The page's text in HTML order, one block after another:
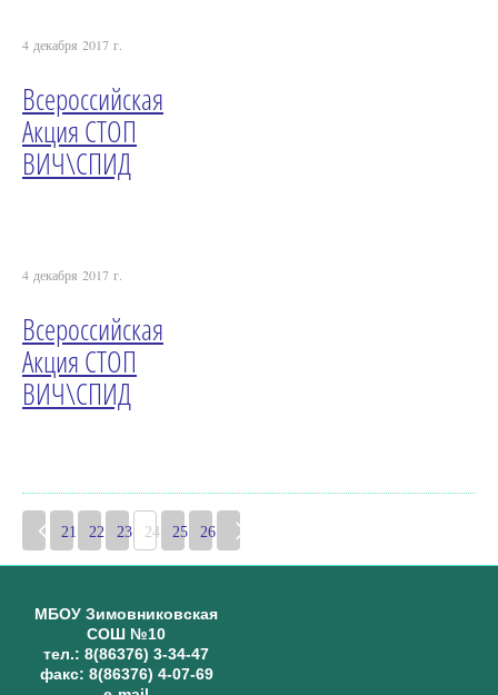
4 декабря 2017 г.
Всероссийская
Акция СТОП
ВИЧ\СПИД
4 декабря 2017 г.
Всероссийская
Акция СТОП
ВИЧ\СПИД
21 22 23 24 25 26
МБОУ Зимовниковская
СОШ №10
тел.: 8(86376) 3-34-47
факс: 8(86376) 4-07-69